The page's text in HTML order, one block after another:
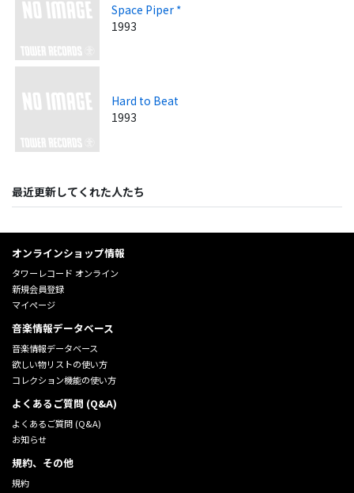
Space Piper *
1993
Hard to Beat
1993
最近更新してくれた人たち
オンラインショップ情報
タワーレコード オンライン
新規会員登録
マイページ
音楽情報データベース
音楽情報データベース
欲しい物リストの使い方
コレクション機能の使い方
よくあるご質問 (Q&A)
よくあるご質問 (Q&A)
お知らせ
規約、その他
規約